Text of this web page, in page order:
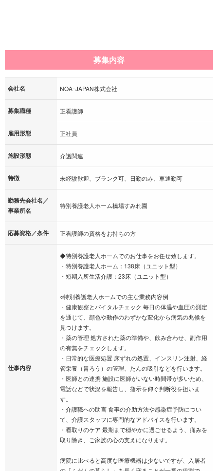
募集内容
会社名 NOA･JAPAN株式会社
募集職種 正看護師
雇用形態 正社員
施設形態 介護関連
特徴 未経験歓迎、ブランク可、日勤のみ、車通勤可
勤務先会社名／
事業所名
特別養護老人ホーム橋場すみれ園
応募資格／条件 正看護師の資格をお持ちの方
仕事内容
◆特別養護老人ホームでのお仕事をお任せ致します。
・特別養護老人ホーム：138床（ユニット型）
・短期入所生活介護：23床（ユニット型）
○特別養護老人ホームでの主な業務内容例
・健康観察とバイタルチェック 毎日の体温や血圧の測定
を通じて、顔色や動作のわずかな変化から病気の兆候を
見つけます。
・薬の管理 処方された薬の準備や、飲み合わせ、副作用
の有無をチェックします。
・日常的な医療処置 床ずれの処置、インスリン注射、経
管栄養（胃ろう）の管理、たんの吸引などを行います。
・医師との連携 施設に医師がいない時間帯が多いため、
電話などで状況を報告し、指示を仰ぐ判断役を担いま
す。
・介護職への助言 食事の介助方法や感染症予防につい
て、介護スタッフに専門的なアドバイスを行います。
・看取りのケア 最期まで穏やかに過ごせるよう、痛みを
取り除き、ご家族の心の支えになります。
病院に比べると高度な医療機器は少ないですが、入居者